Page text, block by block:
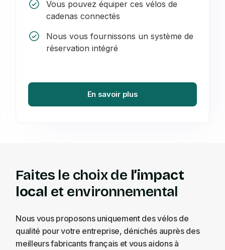
Vous pouvez équiper ces vélos de
cadenas connectés
Nous vous fournissons un système de
réservation intégré
En savoir plus
Faites le choix de l’impact
local et environnemental
Nous vous proposons uniquement des vélos de
qualité pour votre entreprise, dénichés auprès des
meilleurs fabricants français et vous aidons à